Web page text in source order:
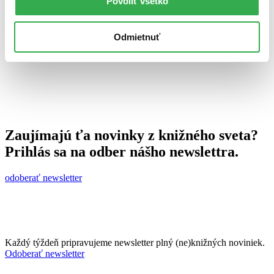
Odmietnuť
Zaujímajú ťa novinky z knižného sveta?
Prihlás sa na odber nášho newslettra.
odoberať newsletter
Každý týždeň pripravujeme newsletter plný (ne)knižných noviniek.
Odoberať newsletter